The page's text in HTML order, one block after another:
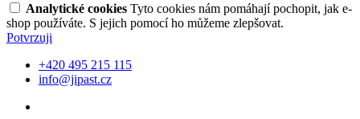
Analytické cookies Tyto cookies nám pomáhají pochopit, jak e-
shop používáte. S jejich pomocí ho můžeme zlepšovat.
Potvrzuji
+420 495 215 115
info@jipast.cz